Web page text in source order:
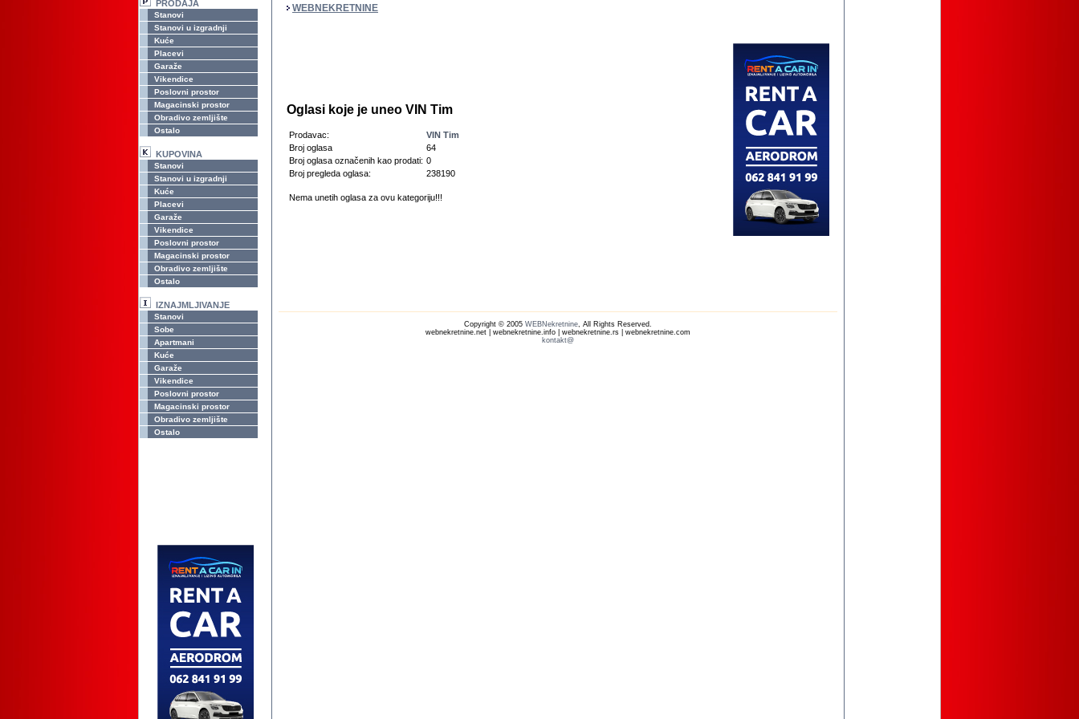
PRODAJA
Stanovi
Stanovi u izgradnji
Kuće
Placevi
Garaže
Vikendice
Poslovni prostor
Magacinski prostor
Obradivo zemljište
Ostalo
KUPOVINA
Stanovi
Stanovi u izgradnji
Kuće
Placevi
Garaže
Vikendice
Poslovni prostor
Magacinski prostor
Obradivo zemljište
Ostalo
IZNAJMLJIVANJE
Stanovi
Sobe
Apartmani
Kuće
Garaže
Vikendice
Poslovni prostor
Magacinski prostor
Obradivo zemljište
Ostalo
WEBNEKRETNINE
Oglasi koje je uneo VIN Tim
Prodavac:
VIN Tim
Broj oglasa
64
Broj oglasa označenih kao prodati: 0
Broj pregleda oglasa:
238190
Nema unetih oglasa za ovu kategoriju!!!
Copyright © 2005 WEBNekretnine, All Rights Reserved.
webnekretnine.net | webnekretnine.info | webnekretnine.rs | webnekretnine.com
kontakt@